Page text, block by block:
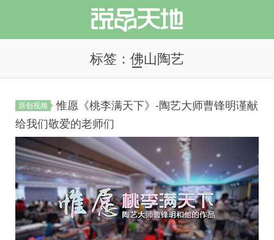
标签：佛山陶艺
原创视频
惟愿《桃李满天下》-陶艺大师曹锋明谨献
给我们敬爱的老师们